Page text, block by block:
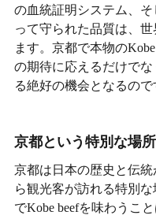
の血統証明システム、
って守られた品質は、
ます。京都で本物の
の期待に応えるだけで
る絶好の機会となるので
京都という特別な場
京都は日本の歴史と伝
ら観光客が訪れる特別
でKobe beefを味わうこ